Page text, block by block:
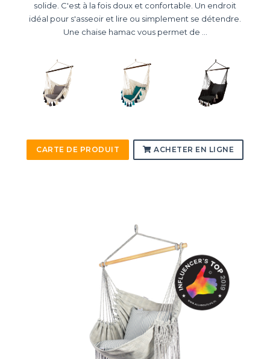
solide. C'est à la fois doux et confortable. Un endroit
idéal pour s'asseoir et lire ou simplement se détendre.
Une chaise hamac vous permet de ...
CARTE DE PRODUIT ACHETER EN LIGNE